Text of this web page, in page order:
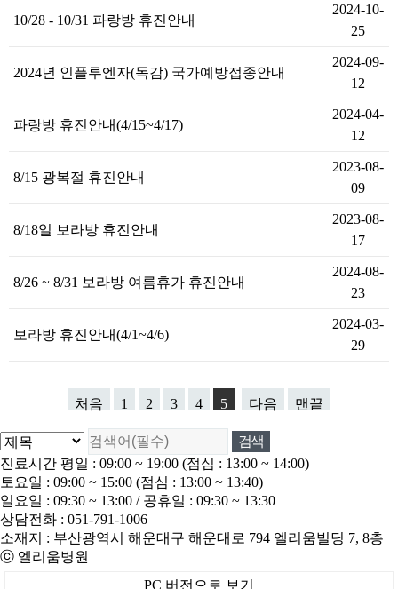
10/28 - 10/31 파랑방 휴진안내
2024-10-
25
2024년 인플루엔자(독감) 국가예방접종안내
2024-09-
12
파랑방 휴진안내(4/15~4/17)
2024-04-
12
8/15 광복절 휴진안내
2023-08-
09
8/18일 보라방 휴진안내
2023-08-
17
8/26 ~ 8/31 보라방 여름휴가 휴진안내
2024-08-
23
보라방 휴진안내(4/1~4/6)
2024-03-
29
처음 1 2 3 4 5 다음 맨끝
진료시간 평일 : 09:00 ~ 19:00 (점심 : 13:00 ~ 14:00)
토요일 : 09:00 ~ 15:00 (점심 : 13:00 ~ 13:40)
일요일 : 09:30 ~ 13:00 / 공휴일 : 09:30 ~ 13:30
상담전화 : 051-791-1006
소재지 : 부산광역시 해운대구 해운대로 794 엘리움빌딩 7, 8층
ⓒ 엘리움병원
PC 버전으로 보기